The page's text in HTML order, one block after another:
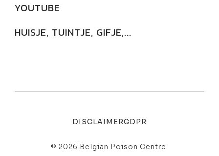
YOUTUBE
HUISJE, TUINTJE, GIFJE,...
DISCLAIMERGDPR
© 2026 Belgian Poison Centre.